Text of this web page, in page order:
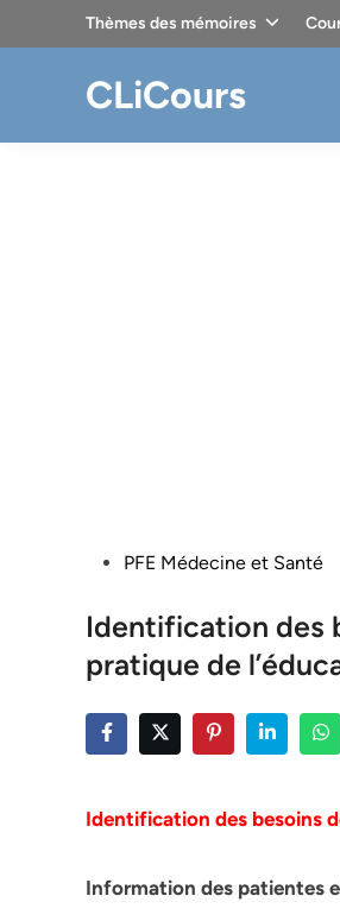
Thèmes des mémoires
CLiCours
PostedPFE Médecine et Santé
Identification des
pratique de
Identification des besoins
Information des patientes